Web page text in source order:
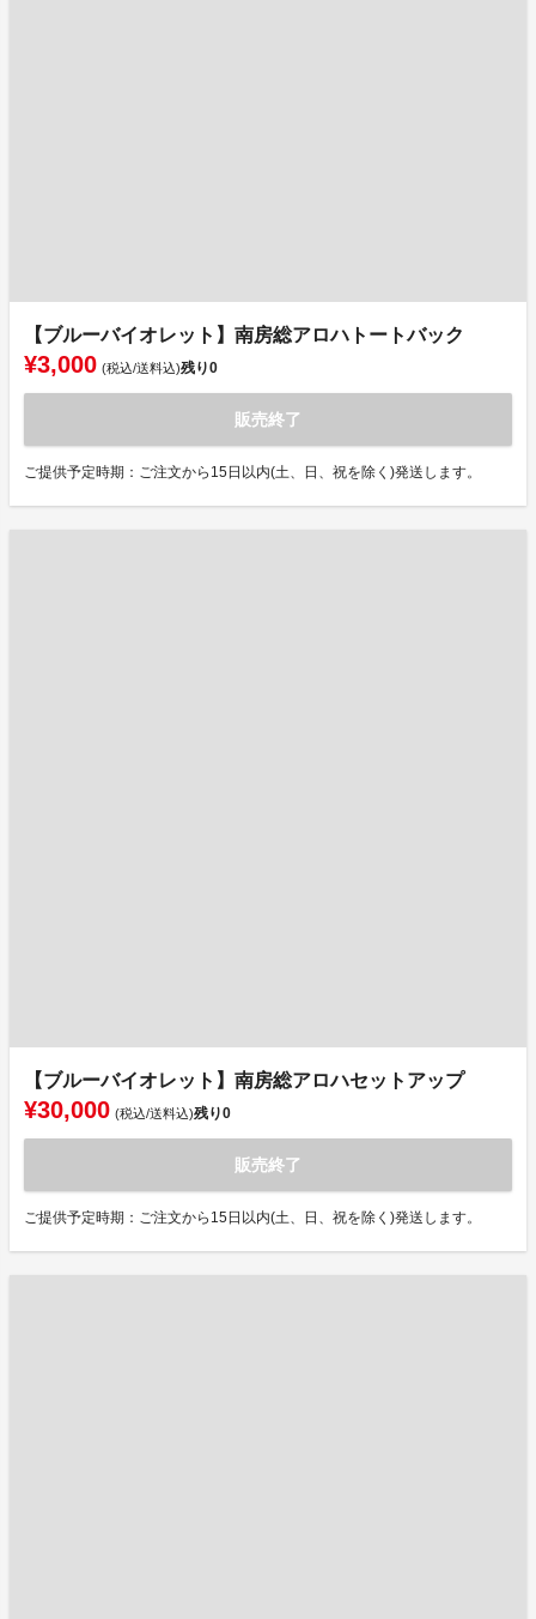
【ブルーバイオレット】南房総アロハトートバック
¥3,000 (税込/送料込)残り0
販売終了
ご提供予定時期：ご注文から15日以内(土、日、祝を除く)発送します。
【ブルーバイオレット】南房総アロハセットアップ
¥30,000 (税込/送料込)残り0
販売終了
ご提供予定時期：ご注文から15日以内(土、日、祝を除く)発送します。